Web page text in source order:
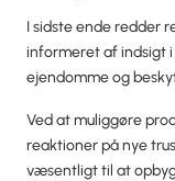
I sidste ende redder
informeret af indsigt
ejendomme og
Ved at muliggøre
reaktioner på nye
væsentligt til at